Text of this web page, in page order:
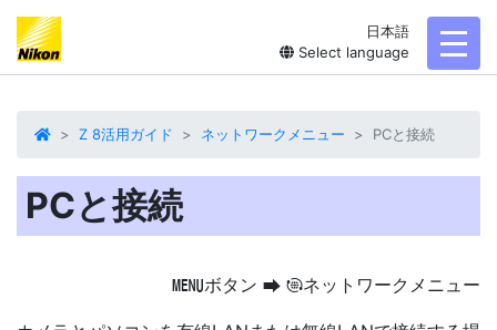
日本語
Select language
Z 8活用ガイド ネットワークメニュー PCと接続
PCと接続
Gボタン U Fネットワークメニュー